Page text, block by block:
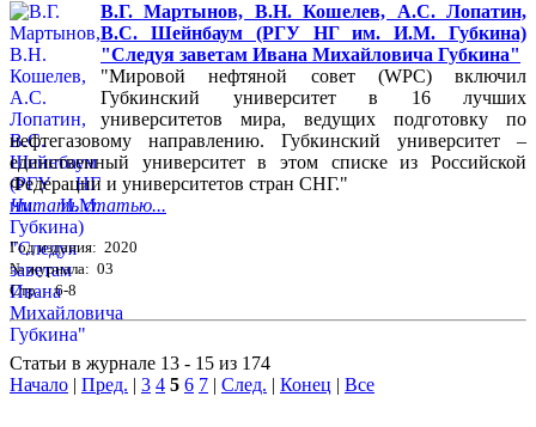
В.Г. Мартынов, В.Н. Кошелев, А.С. Лопатин,
В.С. Шейнбаум (РГУ НГ им. И.М. Губкина)
"Следуя заветам Ивана Михайловича Губкина"
"Мировой нефтяной совет (WPC) включил
Губкинский университет в 16 лучших
университетов мира, ведущих подготовку по
нефтегазовому направлению. Губкинский университет –
единственный университет в этом списке из Российской
Федерации и университетов стран СНГ."
Читать статью...
Год издания: 2020
№ журнала: 03
Стр. : 6-8
Статьи в журнале 13 - 15 из 174
Начало | Пред. | 3 4 5 6 7 | След. | Конец | Все